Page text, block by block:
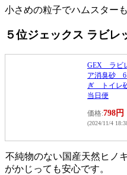
小さめの粒子でハムスター
５位ジェックス ラビレ
GEX ラビ
ア消臭砂
ぎ トイレ
当日便
価格:798円
(2024/11/4
不純物のない国産天然ヒノ
がかじっても安心です。